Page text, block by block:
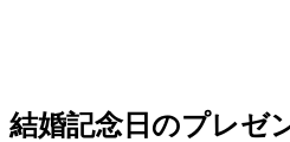
結婚記念日のプレゼ